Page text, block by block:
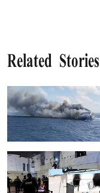
Related Stories